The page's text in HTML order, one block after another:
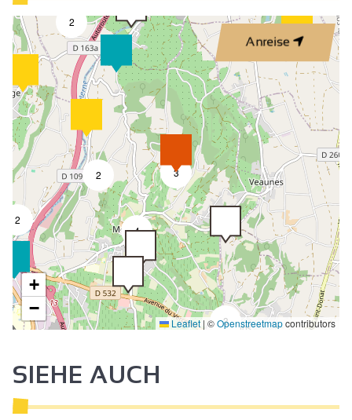
Anreise
3
2
2
3
4
2
+
−
Leaflet | ©Openstreetmapcontributors
SIEHE AUCH